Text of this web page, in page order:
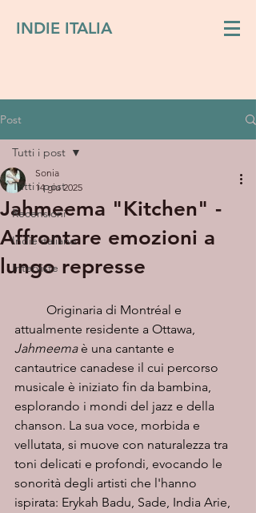
INDIE ITALIA
Post
Tutti i post
Recensioni
Indie italiano
Interviste
Tutti i post
Jahmeema "Kitchen" -
Affrontare emozioni a
lungo represse
Sonia
14 giu 2025
Originaria di Montréal e
attualmente residente a Ottawa,
Jahmeema è una cantante e
cantautrice canadese il cui percorso
musicale è iniziato fin da bambina,
esplorando i mondi del jazz e della
chanson. La sua voce, morbida e
vellutata, si muove con naturalezza tra
toni delicati e profondi, evocando le
sonorità degli artisti che l'hanno
ispirata: Erykah Badu, Sade, India Arie,